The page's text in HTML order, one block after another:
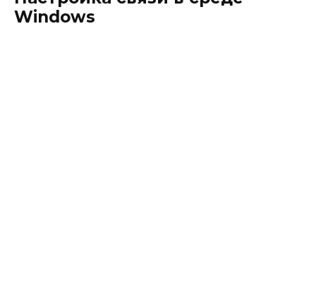
Windows